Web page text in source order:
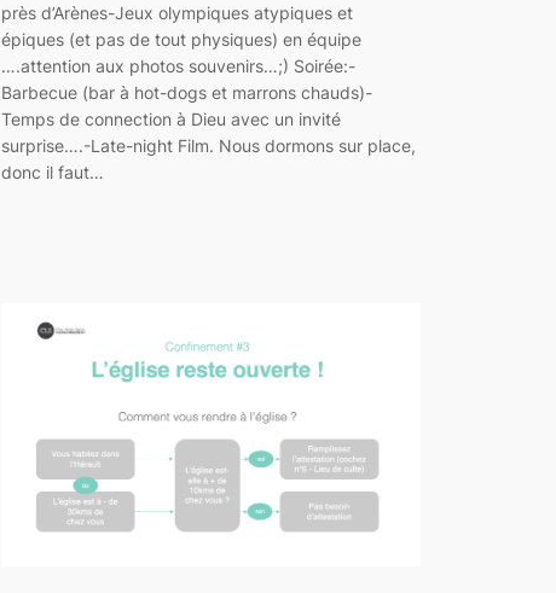
près d’Arènes-Jeux olympiques atypiques et
épiques (et pas de tout physiques) en équipe
….attention aux photos souvenirs…;) Soirée:-
Barbecue (bar à hot-dogs et marrons chauds)-
Temps de connection à Dieu avec un invité
surprise….-Late-night Film. Nous dormons sur place,
donc il faut…